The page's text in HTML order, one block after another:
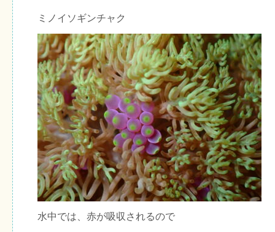
ミノイソギンチャク
水中では、赤が吸収されるので